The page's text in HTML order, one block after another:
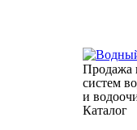
Продажа
систем
и
Каталог